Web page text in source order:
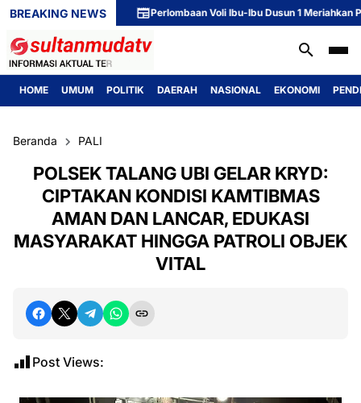
BREAKING NEWS Perlombaan Voli Ibu-Ibu Dusun 1 Meriahkan
HOME UMUM POLITIK DAERAH NASIONAL EKONOMI
Beranda PALI
POLSEK TALANG UBI GELAR KRYD:
CIPTAKAN KONDISI KAMTIBMAS
AMAN DAN LANCAR, EDUKASI
MASYARAKAT HINGGA PATROLI OBJEK
VITAL
Post Views: